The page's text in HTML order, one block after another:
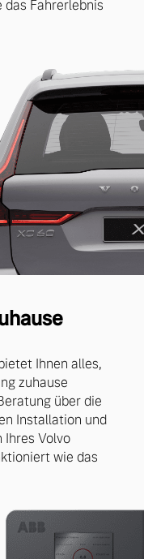
Fahrerlebnis
Ihnen alles,
zuhause
über die
Installation und
Ihres Volvo
wie das